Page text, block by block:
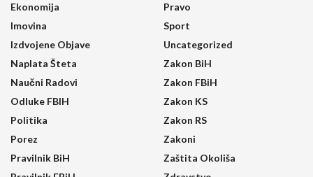
Ekonomija
Imovina
Izdvojene Objave
Naplata Šteta
Naučni Radovi
Odluke FBIH
Politika
Porez
Pravilnik BiH
Pravo
Sport
Uncategorized
Zakon BiH
Zakon FBiH
Zakon KS
Zakon RS
Zakoni
Zaštita Okoliša